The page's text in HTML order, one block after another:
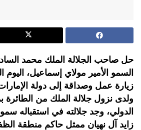
حل صاحب الجلالة الملك محمد
السمو الأمير مولاي إسماعيل، اليوم
زيارة عمل وصداقة إلى دولة
ولدى نزول جلالة الملك من الطائرة
الدولي، وجد جلالته في استقباله
زايد آل نهيان ممثل حاكم منطقة